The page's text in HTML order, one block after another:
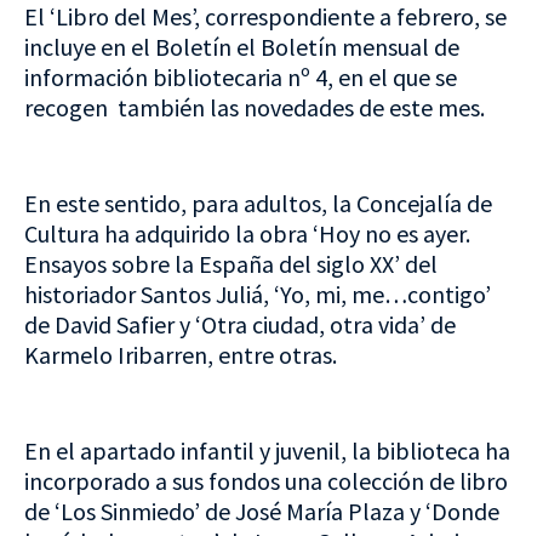
El ‘Libro del Mes’, correspondiente a febrero, se
incluye en el Boletín el Boletín mensual de
información bibliotecaria nº 4, en el que se
recogen también las novedades de este mes.
En este sentido, para adultos, la Concejalía de
Cultura ha adquirido la obra ‘Hoy no es ayer.
Ensayos sobre la España del siglo XX’ del
historiador Santos Juliá, ‘Yo, mi, me…contigo’
de David Safier y ‘Otra ciudad, otra vida’ de
Karmelo Iribarren, entre otras.
En el apartado infantil y juvenil, la biblioteca ha
incorporado a sus fondos una colección de libro
de ‘Los Sinmiedo’ de José María Plaza y ‘Donde